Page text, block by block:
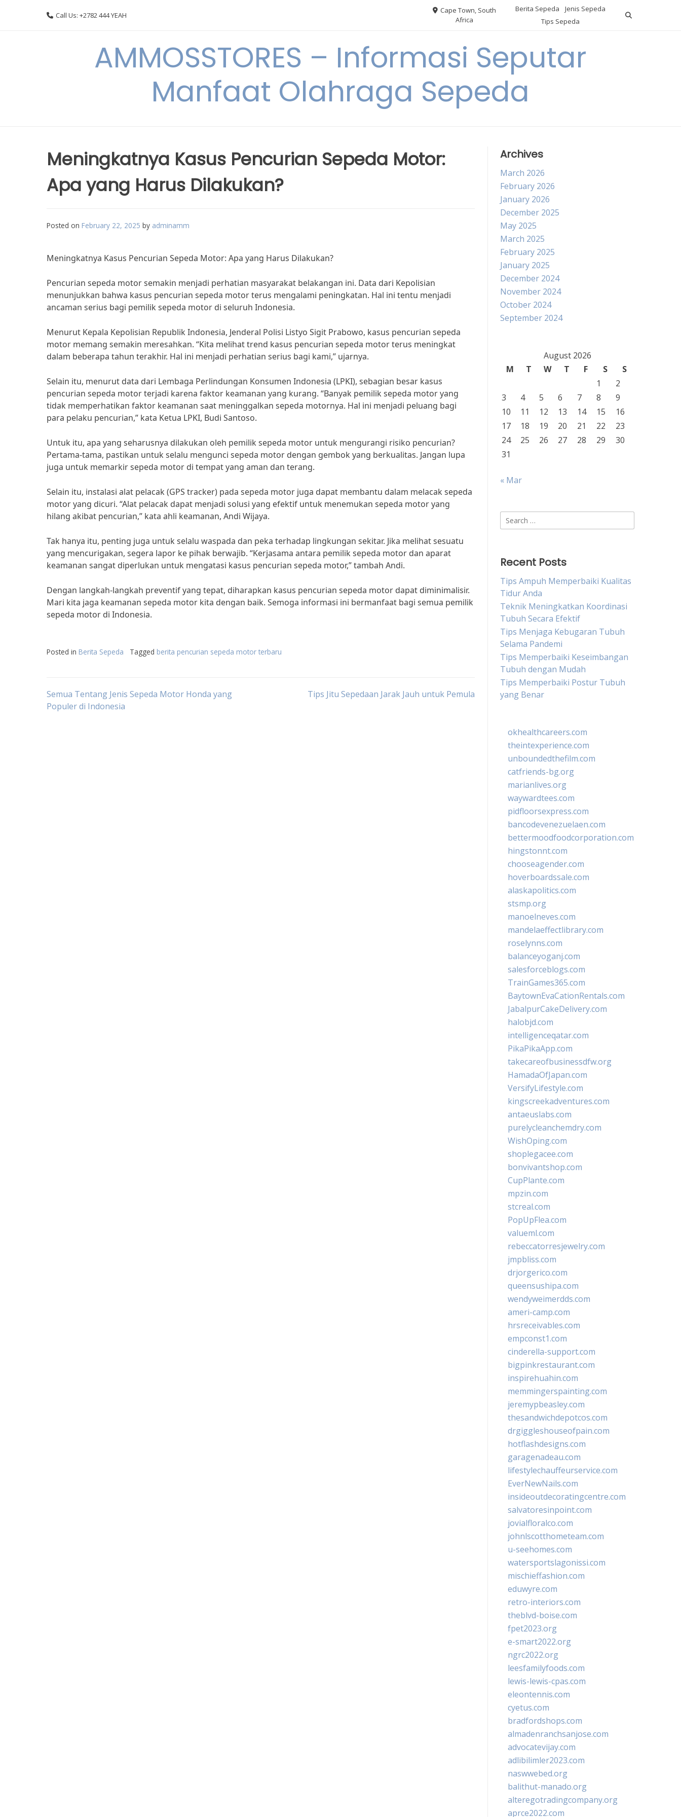
Call Us: +2782 444 YEAH
Cape Town, South
Africa
Berita Sepeda
Jenis Sepeda
Tips Sepeda
AMMOSSTORES – Informasi Seputar
Manfaat Olahraga Sepeda
Meningkatnya Kasus Pencurian Sepeda Motor:
Apa yang Harus Dilakukan?
Posted on February 22, 2025 by adminamm
Meningkatnya Kasus Pencurian Sepeda Motor: Apa yang Harus Dilakukan?
Pencurian sepeda motor semakin menjadi perhatian masyarakat belakangan ini. Data dari Kepolisian
menunjukkan bahwa kasus pencurian sepeda motor terus mengalami peningkatan. Hal ini tentu menjadi
ancaman serius bagi pemilik sepeda motor di seluruh Indonesia.
Menurut Kepala Kepolisian Republik Indonesia, Jenderal Polisi Listyo Sigit Prabowo, kasus pencurian sepeda
motor memang semakin meresahkan. “Kita melihat trend kasus pencurian sepeda motor terus meningkat
dalam beberapa tahun terakhir. Hal ini menjadi perhatian serius bagi kami,” ujarnya.
Selain itu, menurut data dari Lembaga Perlindungan Konsumen Indonesia (LPKI), sebagian besar kasus
pencurian sepeda motor terjadi karena faktor keamanan yang kurang. “Banyak pemilik sepeda motor yang
tidak memperhatikan faktor keamanan saat meninggalkan sepeda motornya. Hal ini menjadi peluang bagi
para pelaku pencurian,” kata Ketua LPKI, Budi Santoso.
Untuk itu, apa yang seharusnya dilakukan oleh pemilik sepeda motor untuk mengurangi risiko pencurian?
Pertama-tama, pastikan untuk selalu mengunci sepeda motor dengan gembok yang berkualitas. Jangan lupa
juga untuk memarkir sepeda motor di tempat yang aman dan terang.
Selain itu, instalasi alat pelacak (GPS tracker) pada sepeda motor juga dapat membantu dalam melacak sepeda
motor yang dicuri. “Alat pelacak dapat menjadi solusi yang efektif untuk menemukan sepeda motor yang
hilang akibat pencurian,” kata ahli keamanan, Andi Wijaya.
Tak hanya itu, penting juga untuk selalu waspada dan peka terhadap lingkungan sekitar. Jika melihat sesuatu
yang mencurigakan, segera lapor ke pihak berwajib. “Kerjasama antara pemilik sepeda motor dan aparat
keamanan sangat diperlukan untuk mengatasi kasus pencurian sepeda motor,” tambah Andi.
Dengan langkah-langkah preventif yang tepat, diharapkan kasus pencurian sepeda motor dapat diminimalisir.
Mari kita jaga keamanan sepeda motor kita dengan baik. Semoga informasi ini bermanfaat bagi semua pemilik
sepeda motor di Indonesia.
Posted in Berita Sepeda Tagged berita pencurian sepeda motor terbaru
Post
Semua Tentang Jenis Sepeda Motor Honda yang
Populer di Indonesia
Tips Jitu Sepedaan Jarak Jauh untuk Pemula
Archives
March 2026
February 2026
January 2026
December 2025
May 2025
March 2025
February 2025
January 2025
December 2024
November 2024
October 2024
September 2024
August 2026
M
T W T F S
S
1
2
3
4 5 6 7 8
9
10
11 12 13 14 15
16
17
18 19 20 21 22
23
24
25 26 27 28 29
30
31
« Mar
Search
for:
Recent Posts
Tips Ampuh Memperbaiki Kualitas
Tidur Anda
Teknik Meningkatkan Koordinasi
Tubuh Secara Efektif
Tips Menjaga Kebugaran Tubuh
Selama Pandemi
Tips Memperbaiki Keseimbangan
Tubuh dengan Mudah
Tips Memperbaiki Postur Tubuh
yang Benar
okhealthcareers.com
theintexperience.com
unboundedthefilm.com
catfriends-bg.org
marianlives.org
waywardtees.com
pidfloorsexpress.com
bancodevenezuelaen.com
bettermoodfoodcorporation.com
hingstonnt.com
chooseagender.com
hoverboardssale.com
alaskapolitics.com
stsmp.org
manoelneves.com
mandelaeffectlibrary.com
roselynns.com
balanceyoganj.com
salesforceblogs.com
TrainGames365.com
BaytownEvaCationRentals.com
JabalpurCakeDelivery.com
halobjd.com
intelligenceqatar.com
PikaPikaApp.com
takecareofbusinessdfw.org
HamadaOfJapan.com
VersifyLifestyle.com
kingscreekadventures.com
antaeuslabs.com
purelycleanchemdry.com
WishOping.com
shoplegacee.com
bonvivantshop.com
CupPlante.com
mpzin.com
stcreal.com
PopUpFlea.com
valueml.com
rebeccatorresjewelry.com
jmpbliss.com
drjorgerico.com
queensushipa.com
wendyweimerdds.com
ameri-camp.com
hrsreceivables.com
empconst1.com
cinderella-support.com
bigpinkrestaurant.com
inspirehuahin.com
memmingerspainting.com
jeremypbeasley.com
thesandwichdepotcos.com
drgiggleshouseofpain.com
hotflashdesigns.com
garagenadeau.com
lifestylechauffeurservice.com
EverNewNails.com
insideoutdecoratingcentre.com
salvatoresinpoint.com
jovialfloralco.com
johnlscotthometeam.com
u-seehomes.com
watersportslagonissi.com
mischieffashion.com
eduwyre.com
retro-interiors.com
theblvd-boise.com
fpet2023.org
e-smart2022.org
ngrc2022.org
leesfamilyfoods.com
lewis-lewis-cpas.com
eleontennis.com
cyetus.com
bradfordshops.com
almadenranchsanjose.com
advocatevijay.com
adlibilimler2023.com
naswwebed.org
balithut-manado.org
alteregotradingcompany.org
aprce2022.com